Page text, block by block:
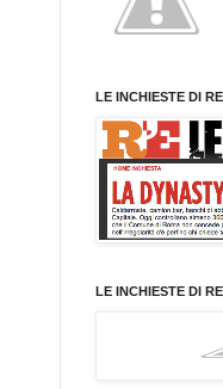
LE INCHIESTE DI
LE INCHIESTE DI